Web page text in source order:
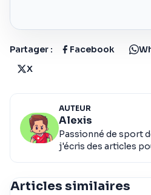
Partager : Facebook
X
AUTEUR
Alexis
Passionné de sport
j'écris des articles
Articles similaires